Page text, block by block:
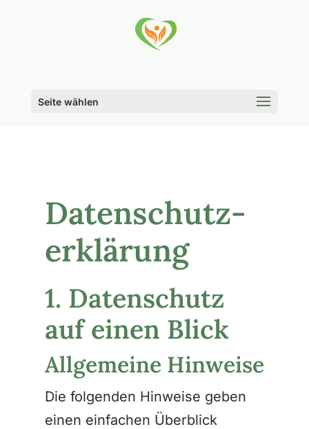
Seite wählen
Datenschutz­
erklärung
1. Datenschutz
auf einen Blick
Allgemeine Hinweise
Die folgenden Hinweise geben
einen einfachen Überblick